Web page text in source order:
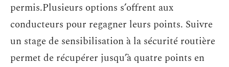
permis.Plusieurs options s’offrent aux
conducteurs pour regagner leurs points. Suivre
un stage de sensibilisation à la sécurité routière
permet de récupérer jusqu’à quatre points en